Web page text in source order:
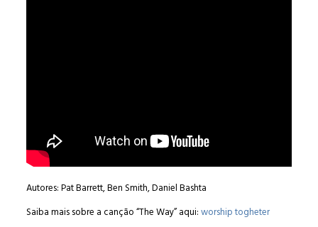
Autores: Pat Barrett, Ben Smith, Daniel Bashta
Saiba mais sobre a canção “The Way” aqui:worship togheter